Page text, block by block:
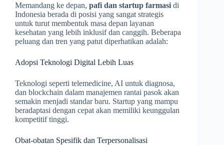
Memandang ke depan, pafi dan startup farmasi di
Indonesia berada di posisi yang sangat strategis
untuk turut membentuk masa depan layanan
kesehatan yang lebih inklusif dan canggih. Beberapa
peluang dan tren yang patut diperhatikan adalah:
Adopsi Teknologi Digital Lebih Luas
Teknologi seperti telemedicine, AI untuk diagnosa,
dan blockchain dalam manajemen rantai pasok akan
semakin menjadi standar baru. Startup yang mampu
beradaptasi dengan cepat akan memiliki keunggulan
kompetitif tinggi.
Obat-obatan Spesifik dan Terpersonalisasi